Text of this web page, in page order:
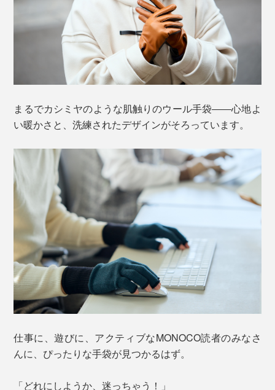
まるでカシミヤのような肌触りのウール手袋――心地よ
い暖かさと、洗練されたデザインがそろっています。
仕事に、遊びに、アクティブなMONOCO読者のみなさ
んに、ぴったりな手袋が見つかるはず。
「どれにしようか、迷っちゃう！」